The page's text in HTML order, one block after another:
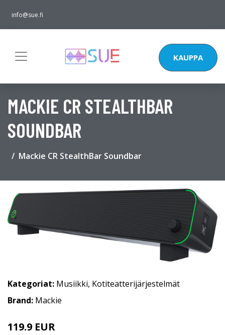
info@sue.fi
KAUPPA
MACKIE CR STEALTHBAR
SOUNDBAR
Mackie CR StealthBar Soundbar
Kategoriat: Musiikki, Kotiteatterijärjestelmät
Brand: Mackie
119.9 EUR